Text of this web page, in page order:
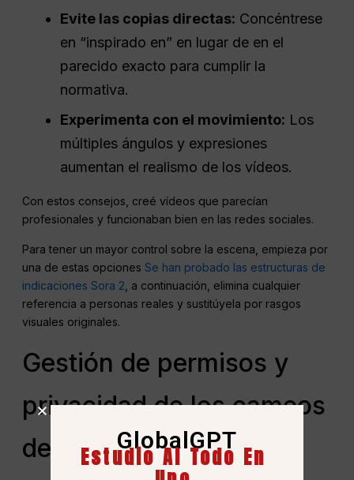
Evite las copias directas: Concéntrese
en “inspirado en” en lugar de en el
parecido exacto para cumplir la
normativa.
Experimenta con el movimiento: Los
múltiples ángulos y expresiones
aumentan el realismo de los vídeos.
Con estos consejos, creé vídeos que parecían
profesionales y funcionaban bien en las redes sociales.
Para tener un mayor control sobre la escena, empieza por
una de estas opcionesSe han probado las estructuras de
indicaciones Sora 2 , a continuación, elimina cualquier
referencia a personas reales y sustitúyela por rasgos
visuales originales.
Gestión de permisos y
privacidad de los cameos
de Sora 2GlobalGPT
Estudio AI Todo En